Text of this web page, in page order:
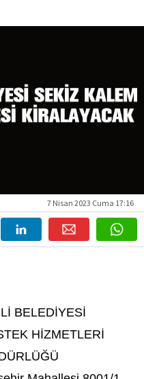
7 Nisan 2023 Cuma 17:16
BELEDİYESİ
HİZMETLERİ